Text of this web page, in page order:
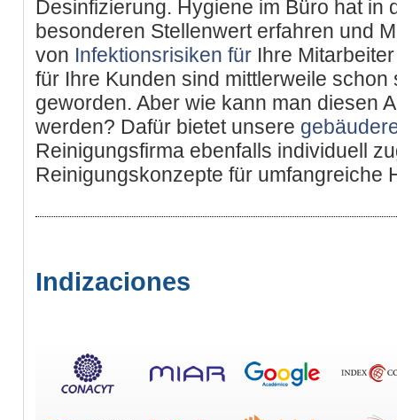
Desinfizierung. Hygiene im Büro hat in
besonderen Stellenwert erfahren und
von Infektionsrisiken für Ihre
für Ihre Kunden sind mittlerweile
geworden. Aber wie kann man diesen
werden? Dafür bietet unsere
Reinigungsfirma ebenfalls individuell
Reinigungskonzepte für umfangreiche
Indizaciones